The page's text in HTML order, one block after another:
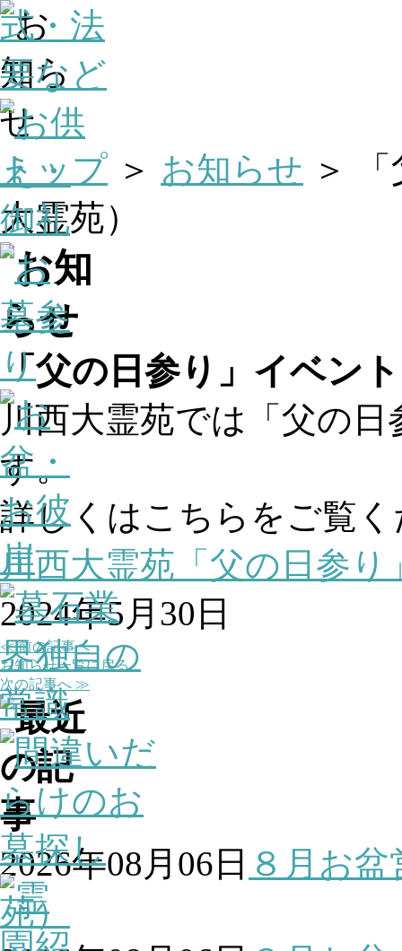
トップ ＞ お知らせ ＞
大霊苑）
「父の日参り」イベン
川西大霊苑では「父の
す。
詳しくはこちらをご覧
川西大霊苑「父の日参
2024年5月30日
≪ 前の記事へ
お知らせ一覧に戻る
次の記事へ ≫
2026年08月06日 ８月お
苑）